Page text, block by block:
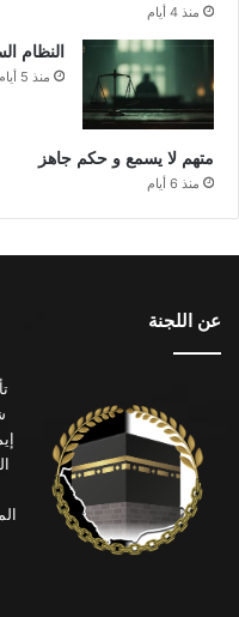
منذ 4 أيام
النظام
منذ 5 أيام
متهم لا يسمع و حكم جاهز
منذ 6 أيام
عن اللجنة